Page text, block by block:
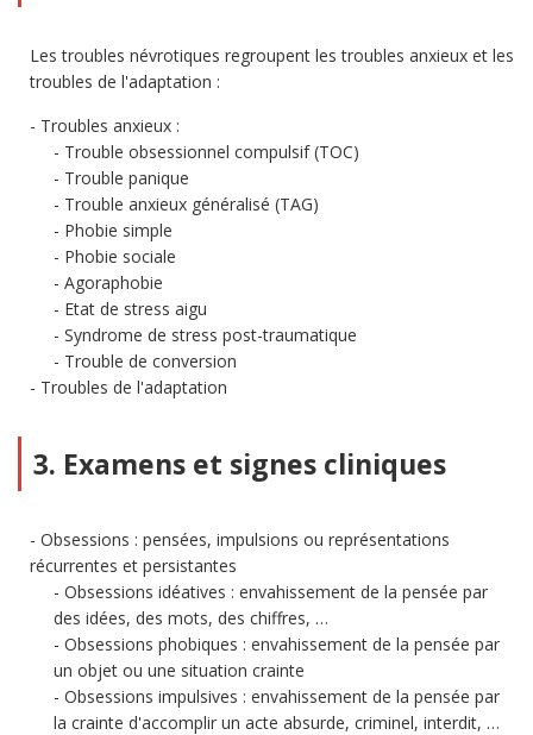
Les troubles névrotiques regroupent les troubles anxieux et les
troubles de l'adaptation :
Troubles anxieux :
Trouble obsessionnel compulsif (TOC)
Trouble panique
Trouble anxieux généralisé (TAG)
Phobie simple
Phobie sociale
Agoraphobie
Etat de stress aigu
Syndrome de stress post-traumatique
Trouble de conversion
Troubles de l'adaptation
3. Examens et signes cliniques
Obsessions : pensées, impulsions ou représentations
récurrentes et persistantes
Obsessions idéatives : envahissement de la pensée par
des idées, des mots, des chiffres, …
Obsessions phobiques : envahissement de la pensée par
un objet ou une situation crainte
Obsessions impulsives : envahissement de la pensée par
la crainte d'accomplir un acte absurde, criminel, interdit, …